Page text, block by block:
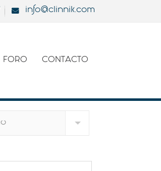
info@clinnik.com
FORO CONTACTO